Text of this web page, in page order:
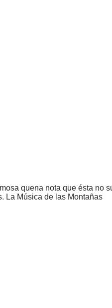
quena nota que ésta no
La Música de las Montañas